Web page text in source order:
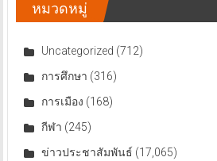
หมวดหมู่
Uncategorized (712)
การศึกษา (316)
การเมือง (168)
กีฬา (245)
ข่าวประชาสัมพันธ์ (17,065)